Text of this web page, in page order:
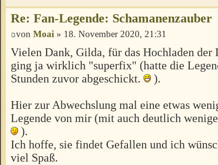
Re: Fan-Legende: Schamanenzauber
von Moai » 18. November 2020, 21:31
Vielen Dank, Gilda, für das Hochladen der
ging ja wirklich "superfix" (hatte die
Stunden zuvor abgeschickt.
).
Hier zur Abwechslung mal eine etwas
Legende von mir (mit auch deutlich
).
Ich hoffe, sie findet Gefallen und ich
viel Spaß.